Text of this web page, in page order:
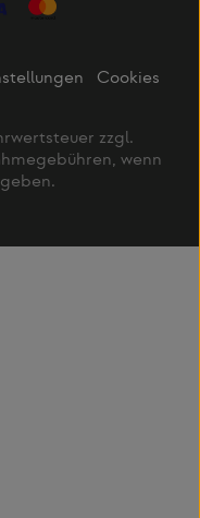
Cookies
zzgl.
wenn